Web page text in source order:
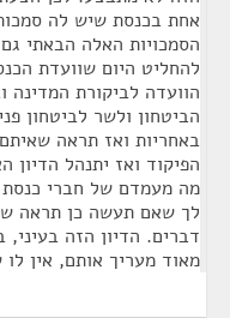
אחת בכנסת שיש לה
הסמכויות האלה הבאתי
להחליט היום שוועדת
הוועדה לביקורת המדינה
הביטחון ולשר לביטחון
באחריות ואז תראה
הפיקוד ואז יתנהל
מה מעמדם של חברי
לך שאם תעשה כן תראה
דברים. הדיון הזה
מאוד מעריך אותם, אין